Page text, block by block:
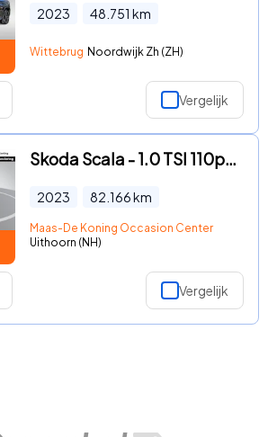
2023 48.751 km
Wittebrug Noordwijk Zh (ZH)
Vergelijk
Skoda Scala - 1.0 TSI 110pk DSG Ambition · Apple/Android Car Play · P-Sens
2023 82.166km
Maas-De Koning Occasion Center
Uithoorn (NH)
Vergelijk